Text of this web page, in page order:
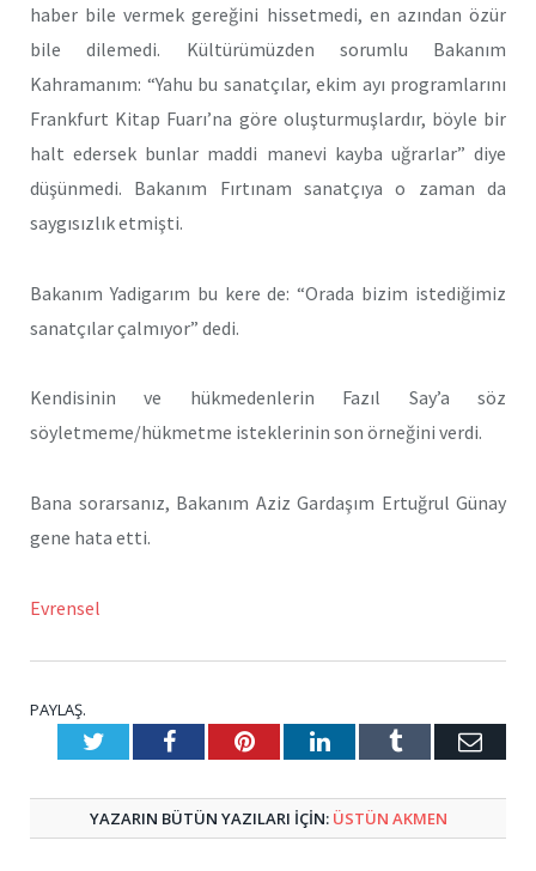
haber bile vermek gereğini hissetmedi, en azından özür
bile dilemedi. Kültürümüzden sorumlu Bakanım
Kahramanım: “Yahu bu sanatçılar, ekim ayı programlarını
Frankfurt Kitap Fuarı’na göre oluşturmuşlardır, böyle bir
halt edersek bunlar maddi manevi kayba uğrarlar” diye
düşünmedi. Bakanım Fırtınam sanatçıya o zaman da
saygısızlık etmişti.
Bakanım Yadigarım bu kere de: “Orada bizim istediğimiz
sanatçılar çalmıyor” dedi.
Kendisinin ve hükmedenlerin Fazıl Say’a söz
söyletmeme/hükmetme isteklerinin son örneğini verdi.
Bana sorarsanız, Bakanım Aziz Gardaşım Ertuğrul Günay
gene hata etti.
Evrensel
PAYLAŞ.
TwitterFacebookPinterestLinkedInTumblr E-
YAZARIN BÜTÜN YAZILARI IÇIN: ÜSTÜN AKMEN